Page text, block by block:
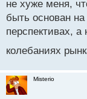
не хуже меня,
быть основан
перспективах, а
колебаниях
Misterio